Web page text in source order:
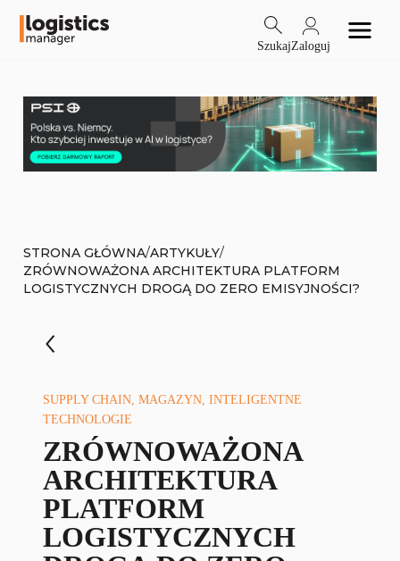
SzukajZaloguj
STRONA GŁÓWNA/ARTYKUŁY/
ZRÓWNOWAŻONA ARCHITEKTURA PLATFORM
LOGISTYCZNYCH DROGĄ DO ZERO EMISYJNOŚCI?
SUPPLY CHAIN, MAGAZYN, INTELIGENTNE
TECHNOLOGIE
ZRÓWNOWAŻONA
ARCHITEKTURA
PLATFORM
LOGISTYCZNYCH